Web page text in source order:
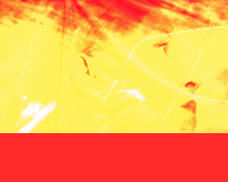
Zum
Inhalt
springen